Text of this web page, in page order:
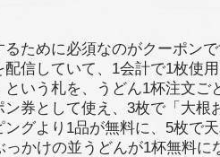
ために必須なのがクーポン
信していて、1会計で1枚使
いう札を、うどん1杯注文ご
券として使え、3枚で「大根
グより1品が無料に、5枚で天
かけの並うどんが1杯無料に